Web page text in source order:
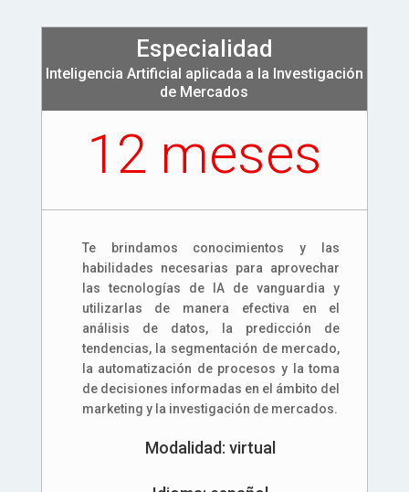
Especialidad
Inteligencia Artificial aplicada a la Investigación
de Mercados
12 meses
Te brindamos conocimientos y las
habilidades necesarias para aprovechar
las tecnologías de IA de vanguardia y
utilizarlas de manera efectiva en el
análisis de datos, la predicción de
tendencias, la segmentación de mercado,
la automatización de procesos y la toma
de decisiones informadas en el ámbito del
marketing y la investigación de mercados.
Modalidad: virtual